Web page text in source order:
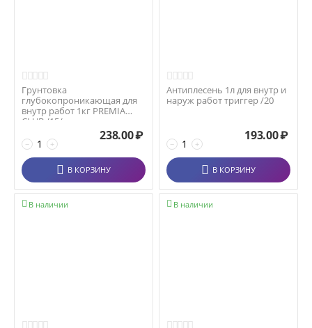
Грунтовка
глубокопроникающая для
внутр работ 1кг PREMIA
CLUB /15/
+
−
238.00₽
В КОРЗИНУ
Антиплесень 1л для внутр и
наруж работ триггер /20
+
−
193.00₽
В КОРЗИНУ
В наличии
 В наличии
